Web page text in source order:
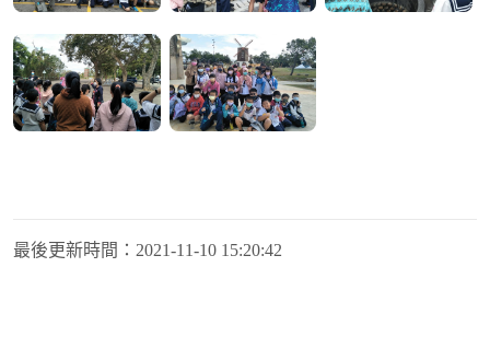
最後更新時間： 2021-11-10 15:20:42